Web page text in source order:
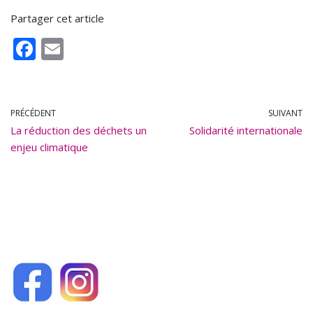
Partager cet article
F
b
o
o
PRÉCÉDENT
La réduction des déchets un
enjeu climatique
SUIVANT
Solidarité internationale